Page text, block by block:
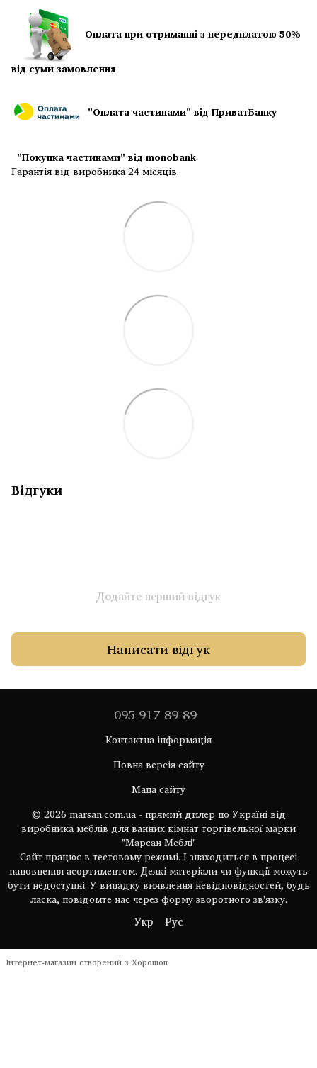
Оплата при отриманні з передплатою 50%
від суми замовлення
"Оплата частинами" від ПриватБанку
"Покупка частинами" від monobank
Гарантія від виробника 24 місяців.
Відгуки
Додайте перший відгук
Написати відгук
095 917-89-89
Контактна інформація
Повна версія сайту
Мапа сайту
© 2026 marsan.com.ua - прямий дилер по Україні від
виробника меблів для ванних кімнат торгівельної марки
"Марсан Меблі"
Сайт працює в тестовому режимі. І знаходиться в процесі
наповнення асортиментом. Деякі матеріали чи функції можуть
бути недоступні. У випадку виявлення невідповідностей, будь
ласка, повідомте нас через форму зворотного зв'язку.
Укр Рус
Інтернет-магазин створений з Хорошоп